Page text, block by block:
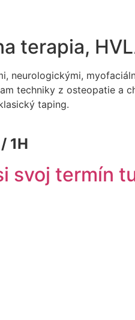
terapia,
neurologickými,
techniky z osteopatie a
taping.
1H
svoj termín